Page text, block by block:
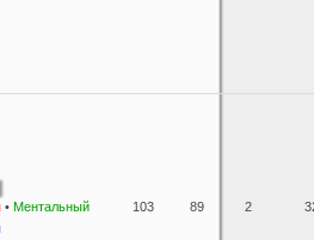
• Ментальный
103 89 2